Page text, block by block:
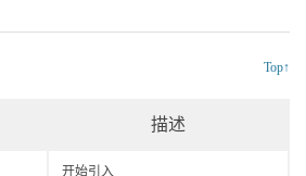
Top↑
描述
开始引入